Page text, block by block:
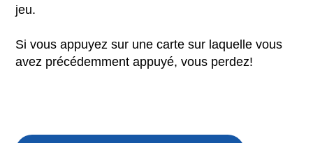
jeu.
Si vous appuyez sur une carte sur laquelle vous
avez précédemment appuyé, vous perdez!